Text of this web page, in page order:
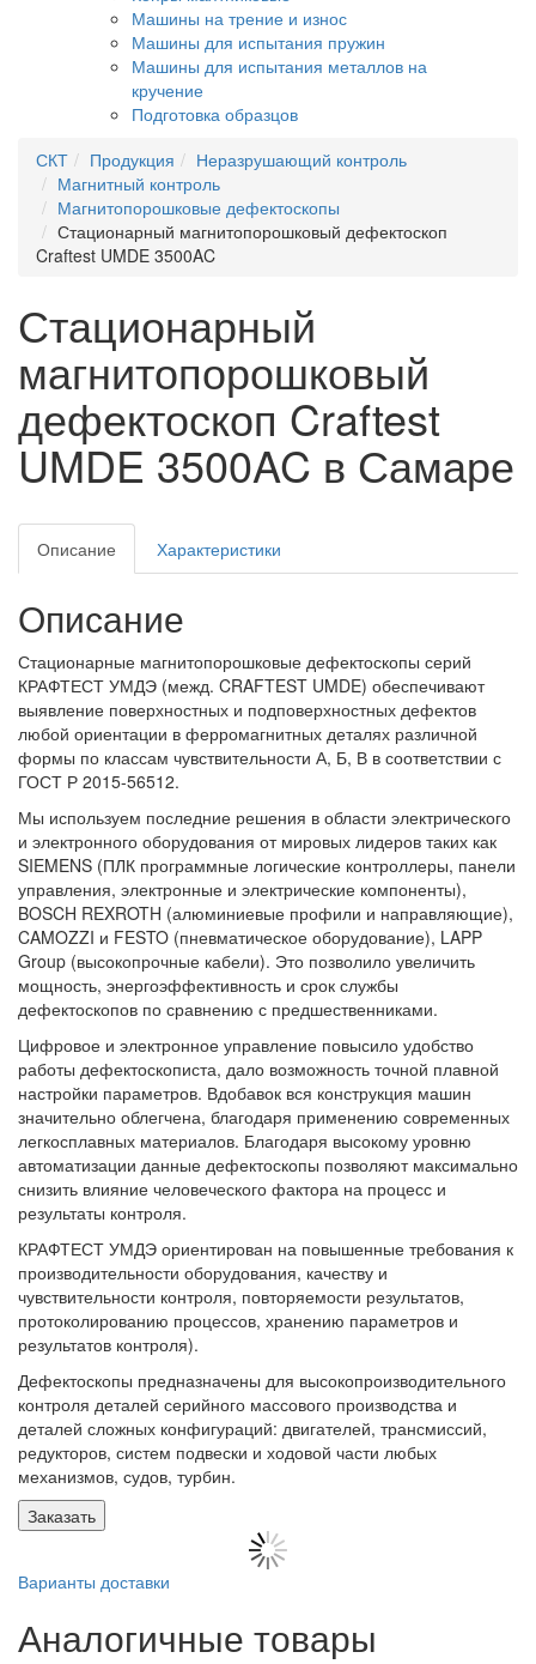
Машины на трение и износ
Машины для испытания пружин
Машины для испытания металлов на
кручение
Подготовка образцов
СКТ
Продукция
Неразрушающий контроль
Магнитный контроль
Магнитопорошковые дефектоскопы
Стационарный магнитопорошковый дефектоскоп
Craftest UMDE 3500AC
Стационарный
магнитопорошковый
дефектоскоп Craftest
UMDE 3500AC в Самаре
Описание Характеристики
Описание
Стационарные магнитопорошковые дефектоскопы серий
КРАФТЕСТ УМДЭ (межд. CRAFTEST UMDE) обеспечивают
выявление поверхностных и подповерхностных дефектов
любой ориентации в ферромагнитных деталях различной
формы по классам чувствительности А, Б, В в соответствии с
ГОСТ Р 2015-56512.
Мы используем последние решения в области электрического
и электронного оборудования от мировых лидеров таких как
SIEMENS (ПЛК программные логические контроллеры, панели
управления, электронные и электрические компоненты),
BOSCH REXROTH (алюминиевые профили и направляющие),
CAMOZZI и FESTO (пневматическое оборудование), LAPP
Group (высокопрочные кабели). Это позволило увеличить
мощность, энергоэффективность и срок службы
дефектоскопов по сравнению с предшественниками.
Цифровое и электронное управление повысило удобство
работы дефектоскописта, дало возможность точной плавной
настройки параметров. Вдобавок вся конструкция машин
значительно облегчена, благодаря применению современных
легкосплавных материалов. Благодаря высокому уровню
автоматизации данные дефектоскопы позволяют максимально
снизить влияние человеческого фактора на процесс и
результаты контроля.
КРАФТЕСТ УМДЭ ориентирован на повышенные требования к
производительности оборудования, качеству и
чувствительности контроля, повторяемости результатов,
протоколированию процессов, хранению параметров и
результатов контроля).
Дефектоскопы предназначены для высокопроизводительного
контроля деталей серийного массового производства и
деталей сложных конфигураций: двигателей, трансмиссий,
редукторов, систем подвески и ходовой части любых
механизмов, судов, турбин.
Заказать
Варианты доставки
Аналогичные товары